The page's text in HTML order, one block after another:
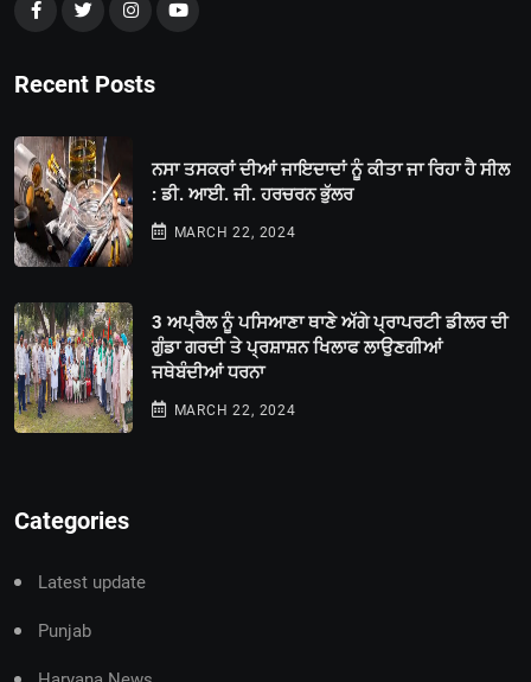
Recent Posts
ਨਸਾ ਤਸਕਰਾਂ ਦੀਆਂ ਜਾਇਦਾਦਾਂ ਨੂੰ ਕੀਤਾ ਜਾ ਰਿਹਾ ਹੈ ਸੀਲ
: ਡੀ. ਆਈ. ਜੀ. ਹਰਚਰਨ ਭੁੱਲਰ
MARCH 22, 2024
3 ਅਪ੍ਰੈਲ ਨੂੰ ਪਸਿਆਣਾ ਥਾਣੇ ਅੱਗੇ ਪ੍ਰਾਪਰਟੀ ਡੀਲਰ ਦੀ
ਗੁੰਡਾ ਗਰਦੀ ਤੇ ਪ੍ਰਸ਼ਾਸ਼ਨ ਖਿਲਾਫ ਲਾਉਣਗੀਆਂ
ਜਥੇਬੰਦੀਆਂ ਧਰਨਾ
MARCH 22, 2024
Categories
Latest update
Punjab